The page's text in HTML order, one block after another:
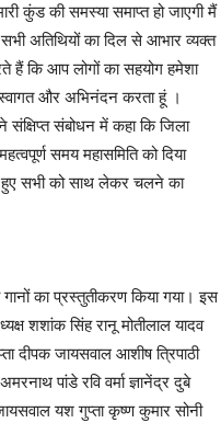
कुंड की समस्या समाप्त हो जाएगी मैं
अतिथियों का दिल से आभार व्यक्त
हैं कि आप लोगों का सहयोग हमेशा
और अभिनंदन करता हूं ।
संबोधन में कहा कि जिला
समय महासमिति को दिया
हुए सभी को साथ लेकर चलने का
का प्रस्तुतीकरण किया गया। इस
शशांक सिंह रानू मोतीलाल यादव
दीपक जायसवाल आशीष त्रिपाठी
पांडे रवि वर्मा ज्ञानेंद्र दुबे
यश गुप्ता कृष्ण कुमार सोनी